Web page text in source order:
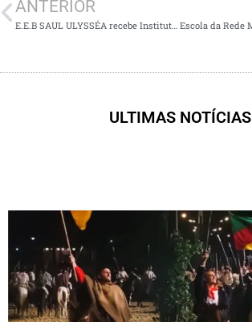
ANTERIOR
E.E.B SAUL ULYSSÉA recebe Instituto CulturAnita para uma apresentação teatral.
ULTIMAS NOTÍCIAS